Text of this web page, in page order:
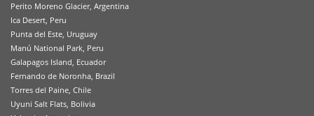
Perito Moreno Glacier, Argentina
Ica Desert, Peru
Punta del Este, Uruguay
Manú National Park, Peru
Galapagos Island, Ecuador
Fernando de Noronha, Brazil
Torres del Paine, Chile
Uyuni Salt Flats, Bolivia